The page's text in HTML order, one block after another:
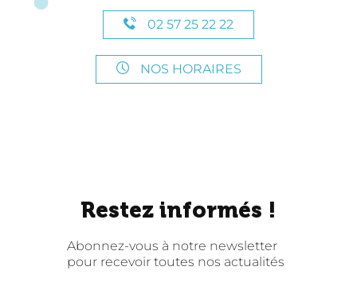
02 57 25 22 22
NOS HORAIRES
Restez informés !
Abonnez-vous à notre newsletter
pour recevoir toutes nos actualités